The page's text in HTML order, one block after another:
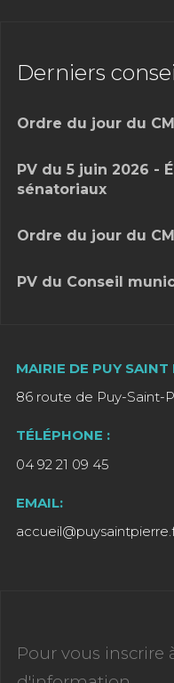
Derniers
Ordre du jour du
PV du 5 juin 2026 -
sénatoriaux
Ordre du jour du
PV du Conseil
MAIRIE DE PUY SAINT
86 route de Puy-Saint-
TÉLÉPHONE :
04 92 21 09 45
EMAIL:
Pour vous inscrire